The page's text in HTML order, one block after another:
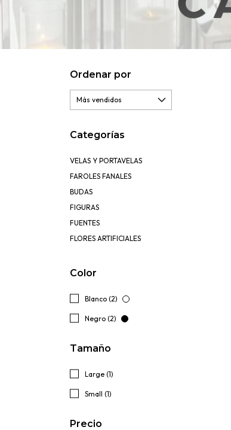
Ordenar por
Categorías
VELAS Y PORTAVELAS
FAROLES FANALES
BUDAS
FIGURAS
FUENTES
FLORES ARTIFICIALES
Color
Blanco (2)
Negro (2)
Tamaño
Large (1)
Small (1)
Precio